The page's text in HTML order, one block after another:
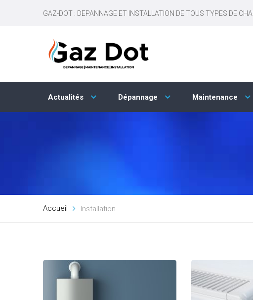
GAZ-DOT : DEPANNAGE ET INSTALLATION DE TOUS TYPES DE
Actualités Dépannage Maintenance
Accueil Installation